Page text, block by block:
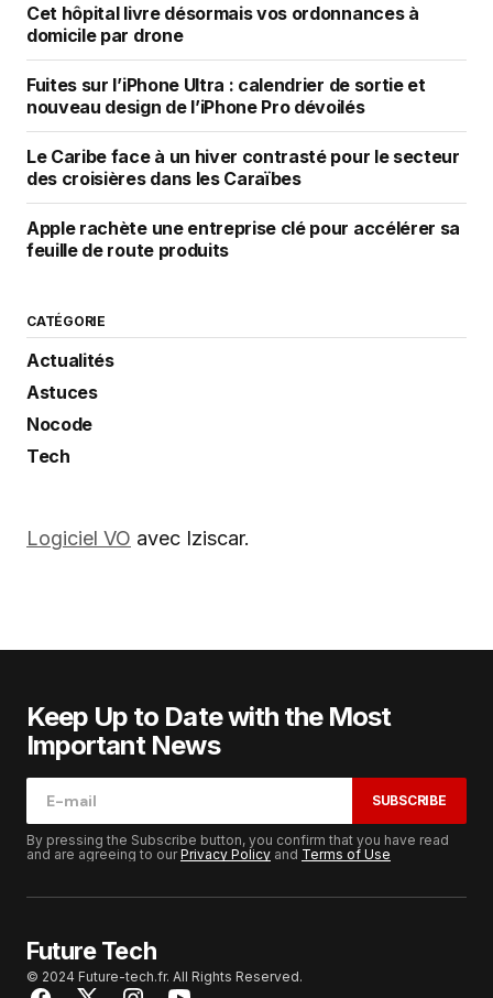
Cet hôpital livre désormais vos ordonnances à
domicile par drone
Fuites sur l’iPhone Ultra : calendrier de sortie et
nouveau design de l’iPhone Pro dévoilés
Le Caribe face à un hiver contrasté pour le secteur
des croisières dans les Caraïbes
Apple rachète une entreprise clé pour accélérer sa
feuille de route produits
CATÉGORIE
Actualités
Astuces
Nocode
Tech
Logiciel VO avec Iziscar.
Keep Up to Date with the Most
Important News
SUBSCRIBE
By pressing the Subscribe button, you confirm that you have read
and are agreeing to ourPrivacy Policy and Terms of Use
Future Tech
© 2024 Future-tech.fr. All Rights Reserved.